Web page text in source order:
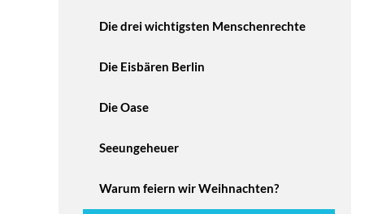
Die drei wichtigsten Menschenrechte
Die Eisbären Berlin
Die Oase
Seeungeheuer
Warum feiern wir Weihnachten?